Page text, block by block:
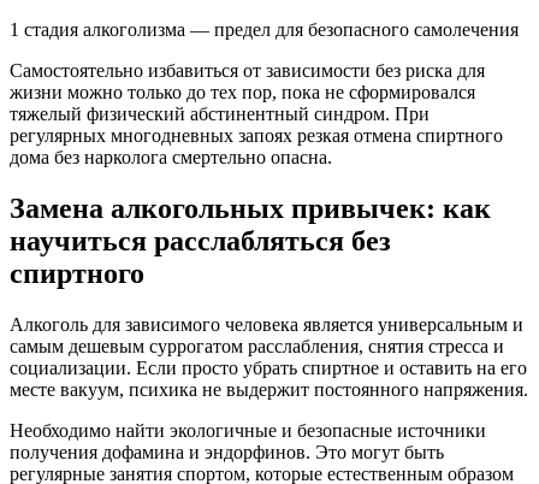
1 стадия алкоголизма — предел для безопасного самолечения
Самостоятельно избавиться от зависимости без риска для
жизни можно только до тех пор, пока не сформировался
тяжелый физический абстинентный синдром. При
регулярных многодневных запоях резкая отмена спиртного
дома без нарколога смертельно опасна.
Замена алкогольных привычек: как
научиться расслабляться без
спиртного
Алкоголь для зависимого человека является универсальным и
самым дешевым суррогатом расслабления, снятия стресса и
социализации. Если просто убрать спиртное и оставить на его
месте вакуум, психика не выдержит постоянного напряжения.
Необходимо найти экологичные и безопасные источники
получения дофамина и эндорфинов. Это могут быть
регулярные занятия спортом, которые естественным образом